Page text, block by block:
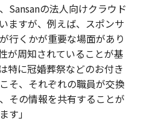
Sansanの法人向けクラウド
ますが、例えば、スポンサ
行くかが重要な場面があり
が周知されていることが基
特に冠婚葬祭などのお付き
そ、それぞれの職員が交換
その情報を共有することが
す」